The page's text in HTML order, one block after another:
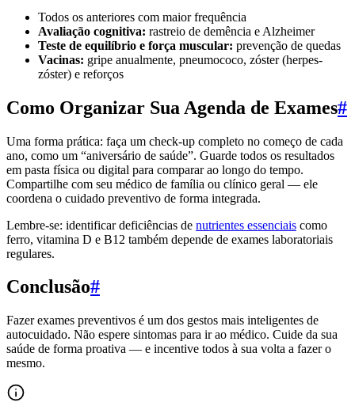
Todos os anteriores com maior frequência
Avaliação cognitiva: rastreio de demência e Alzheimer
Teste de equilíbrio e força muscular: prevenção de quedas
Vacinas: gripe anualmente, pneumococo, zóster (herpes-
zóster) e reforços
Como Organizar Sua Agenda de Exames#
Uma forma prática: faça um check-up completo no começo de cada
ano, como um “aniversário de saúde”. Guarde todos os resultados
em pasta física ou digital para comparar ao longo do tempo.
Compartilhe com seu médico de família ou clínico geral — ele
coordena o cuidado preventivo de forma integrada.
Lembre-se: identificar deficiências de nutrientes essenciais como
ferro, vitamina D e B12 também depende de exames laboratoriais
regulares.
Conclusão#
Fazer exames preventivos é um dos gestos mais inteligentes de
autocuidado. Não espere sintomas para ir ao médico. Cuide da sua
saúde de forma proativa — e incentive todos à sua volta a fazer o
mesmo.